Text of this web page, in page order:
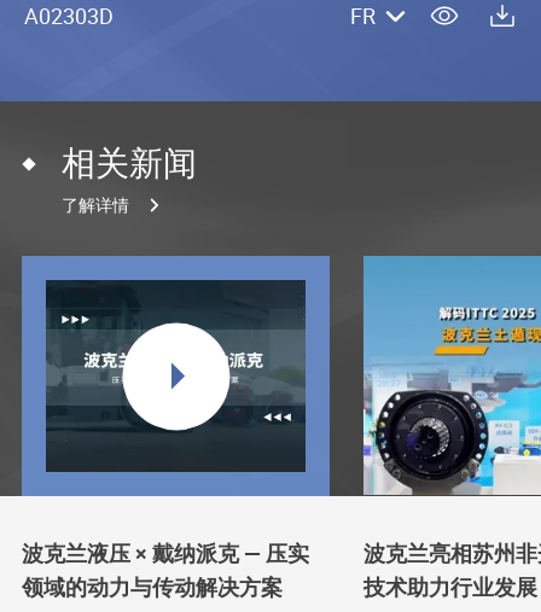
A02303D FR
相关新闻
了解详情
波克兰液压 × 戴纳派克 — 压实
领域的动力与传动解决方案
波克兰亮相苏州
技术助力行业发展